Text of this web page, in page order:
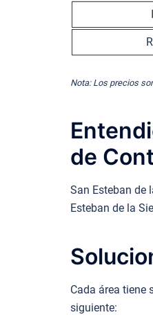
Nota: Los precios
de
San Esteban de
Esteban de la
Cada área tiene
siguiente: